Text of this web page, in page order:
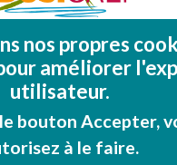
de Desarrollo Regional
de hacer
nos propres
améliorer
utilisateur.
bouton Accepter,
à le faire.